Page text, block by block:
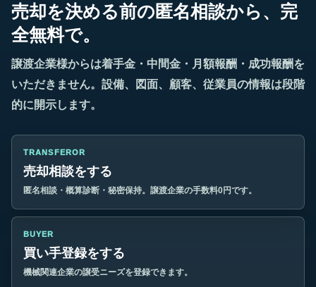
売却を決める前の匿名相談から、完
全無料で。
譲渡企業様からは着手金・中間金・月額報酬・成功報酬を
いただきません。設備、図面、顧客、従業員の情報は段階
的に開示します。
TRANSFEROR
売却相談をする
匿名相談・概算診断・秘密保持。譲渡企業の手数料0円です。
BUYER
買い手登録をする
機械関連企業の譲受ニーズを登録できます。